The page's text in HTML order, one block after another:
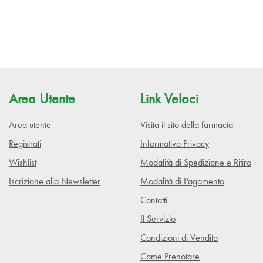
Area Utente
Area utente
Registrati
Wishlist
Iscrizione alla Newsletter
Link Veloci
Visita il sito della farmacia
Informativa Privacy
Modalità di Spedizione e Ritiro
Modalità di Pagamento
Contatti
Il Servizio
Condizioni di Vendita
Come Prenotare